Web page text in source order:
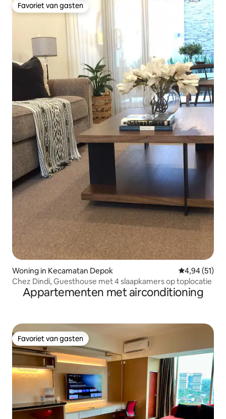
Favoriet van gasten
Favoriet van gasten
Woning in Kecamatan Depok Gemiddelde
4,94 (51)
Chez Dindi, Guesthouse met 4 slaapkamers op toplocatie
Appartementen met airconditioning
Favoriet van gasten
Favoriet van gasten